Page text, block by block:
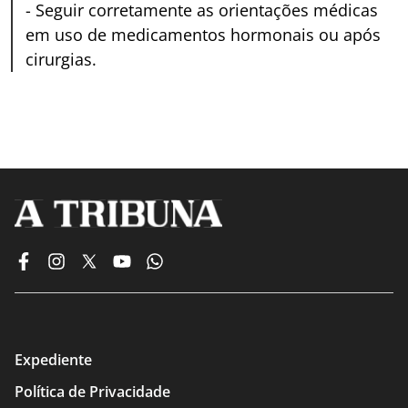
- Seguir corretamente as orientações médicas
em uso de medicamentos hormonais ou após
cirurgias.
Expediente
Política de Privacidade